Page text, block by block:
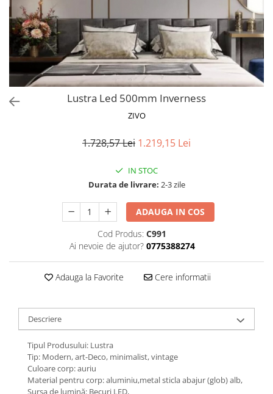
Tuburi LED
Lustra Led 500mm Inverness
ZIVO
1.728,57 Lei 1.219,15 Lei
IN STOC
Durata de livrare: 2-3 zile
ADAUGA IN COS
Cod Produs: C991
Ai nevoie de ajutor? 0775388274
Adauga la Favorite Cere informatii
Descriere
Tipul Produsului: Lustra
Tip: Modern, art-Deco, minimalist, vintage
Culoare corp: auriu
Material pentru corp: aluminiu,metal sticla abajur (glob) alb,